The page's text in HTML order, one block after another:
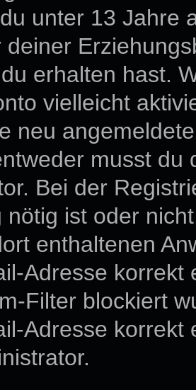
unter 13 Jahre
deiner
erhalten hast.
vielleicht
neu
musst du
Bei der
nötig ist oder
enthaltenen
Adresse
Filter blockiert
Adresse